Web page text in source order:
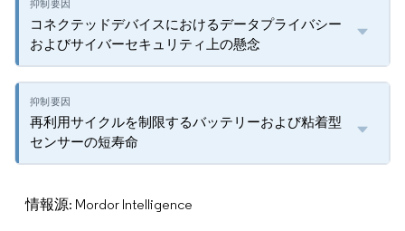
コネクテッドデバイスにおけるデータプライバシー
およびサイバーセキュリティ上の懸念
再利用サイクルを制限するバッテリーおよび粘着型
センサーの短寿命
情報源: Mordor Intelligence